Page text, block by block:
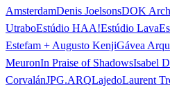
AmsterdamDenis JoelsonsDOK
UtraboEstúdio HAA!Estúdio Lava
Estefam + Augusto KenjiGávea
MeuronIn Praise of ShadowsIsabel
CorvalánJPG.ARQLajedoLaurent